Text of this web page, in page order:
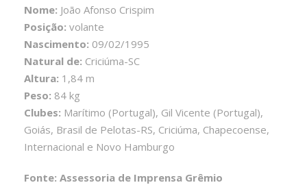
Nome: João Afonso Crispim
Posição: volante
Nascimento: 09/02/1995
Natural de: Criciúma-SC
Altura: 1,84 m
Peso: 84 kg
Clubes: Marítimo (Portugal), Gil Vicente (Portugal),
Goiás, Brasil de Pelotas-RS, Criciúma, Chapecoense,
Internacional e Novo Hamburgo
Fonte: Assessoria de Imprensa Grêmio